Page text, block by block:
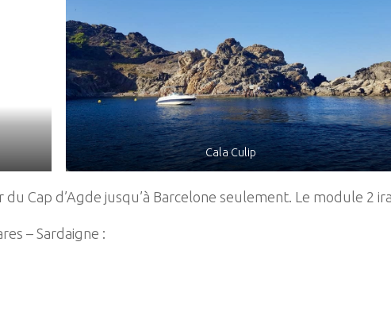
Cala Culip
Cap d’Agde jusqu’à Barcelone seulement. Le module 2
– Sardaigne :